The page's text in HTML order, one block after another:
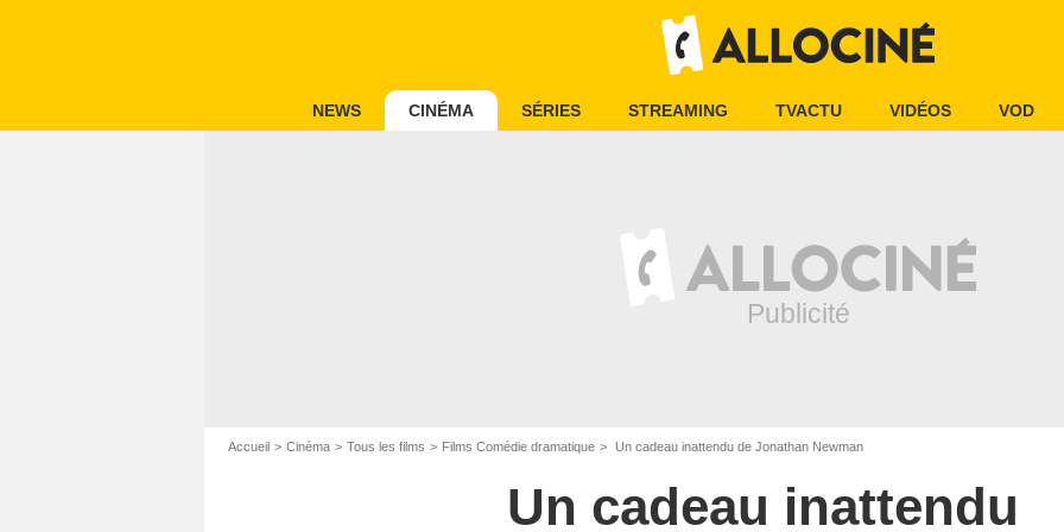
NEWS CINÉMA SÉRIES STREAMING TVACTU VIDÉOS VOD
Accueil Cinéma Tous les films Films Comédie dramatique Un cadeau inattendu de Jonathan Newman
Un cadeau inattendu